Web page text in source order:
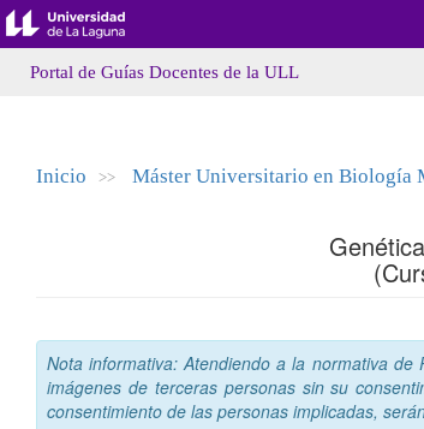
Portal de Guías Docentes de la ULL
Inicio >> Máster Universitario en Biología
Nota informativa: Atendiendo a la normativa
imágenes de terceras personas sin su
consentimiento de las personas implicadas,